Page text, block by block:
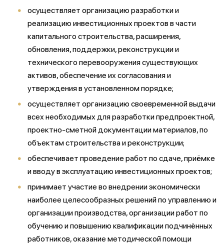
осуществляет организацию разработки и
реализацию инвестиционных проектов в части
капитального строительства, расширения,
обновления, поддержки, реконструкции и
технического перевооружения существующих
активов, обеспечение их согласования и
утверждения в установленном порядке;
осуществляет организацию своевременной выдачи
всех необходимых для разработки предпроектной,
проектно-сметной документации материалов, по
объектам строительства и реконструкции;
обеспечивает проведение работ по сдаче, приёмке
и вводу в эксплуатацию инвестиционных проектов;
принимает участие во внедрении экономически
наиболее целесообразных решений по управлению и
организации производства, организации работ по
обучению и повышению квалификации подчинённых
работников, оказание методической помощи